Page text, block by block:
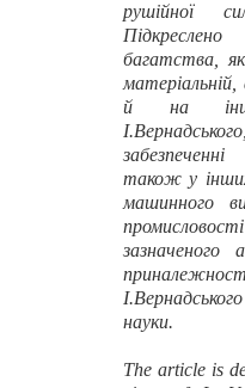
рушійної
багатства,
й на інші
також у
машинного
зазначеного
науки.
The article is